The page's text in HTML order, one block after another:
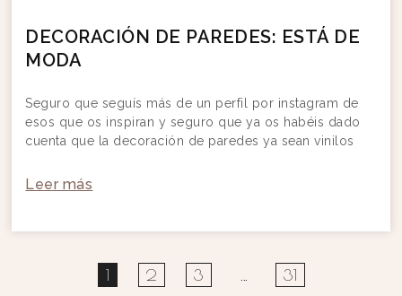
DECORACIÓN DE PAREDES: ESTÁ DE
MODA
Seguro que seguís más de un perfil por instagram de
esos que os inspiran y seguro que ya os habéis dado
cuenta que la decoración de paredes ya sean vinilos
Leer más
1 2 3 … 31